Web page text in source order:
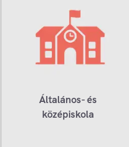
Általános- és
középiskola